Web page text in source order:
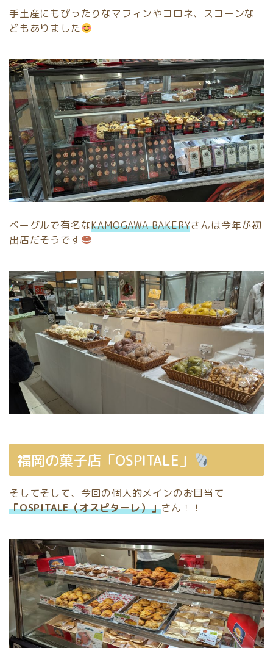
手土産にもぴったりなマフィンやコロネ、スコーンな
どもありました
ベーグルで有名なKAMOGAWA BAKERYさんは今年が初
出店だそうです
福岡の菓子店「OSPITALE」
そしてそして、今回の個人的メインのお目当て
「OSPITALE（オスピターレ）」さん！！